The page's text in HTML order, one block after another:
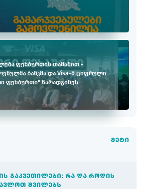
ფეხბურთის თამაშით -
ბანკმა და Visa-მ ციფრული
ფეხბურთი" წარადგინეს
მეტი
ᲒᲐᲙᲕᲔᲗᲘᲚᲔᲑᲘ: ᲠᲐ ᲓᲐ ᲠᲝᲓᲘᲡ
ᲨᲕᲘᲚᲔᲑᲡ